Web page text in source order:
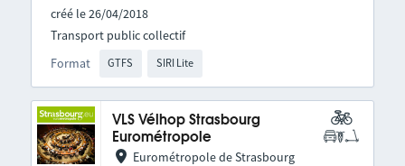
créé le 26/04/2018
Format GTFS SIRI Lite
Transport public collectif
VLS Vélhop Strasbourg
Eurométropole
Eurométropole de Strasbourg